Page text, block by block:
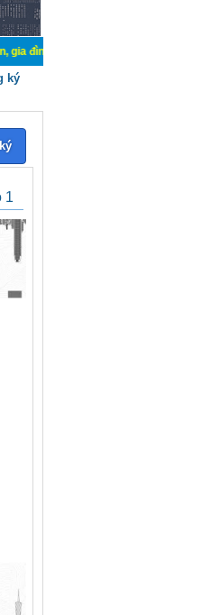
Mua bán, ký gửi, cho thuê thiết bị
ký
1